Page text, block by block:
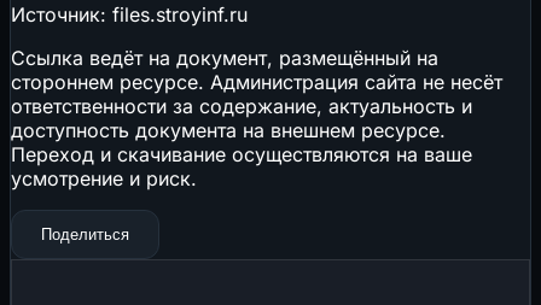
Источник: files.stroyinf.ru
Ссылка ведёт на документ, размещённый на
стороннем ресурсе. Администрация сайта не несёт
ответственности за содержание, актуальность и
доступность документа на внешнем ресурсе.
Переход и скачивание осуществляются на ваше
усмотрение и риск.
Поделиться